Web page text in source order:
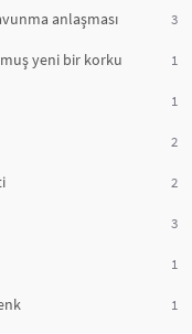
anlaşması 3
yeni bir korku 1
1
2
2
3
1
1